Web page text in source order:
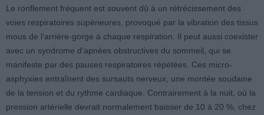
Le ronflement fréquent est souvent dû à un rétrécissement des
voies respiratoires supérieures, provoqué par la vibration des tissus
mous de l’arrière-gorge à chaque respiration. Il peut aussi coexister
avec un syndrome d’apnées obstructives du sommeil, qui se
manifeste par des pauses respiratoires répétées. Ces micro-
asphyxies entraînent des sursauts nerveux, une montée soudaine
de la tension et du rythme cardiaque. Contrairement à la nuit, où la
pression artérielle devrait normalement baisser de 10 à 20 %, chez